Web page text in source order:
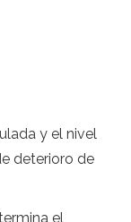
y el nivel
deterioro de
el